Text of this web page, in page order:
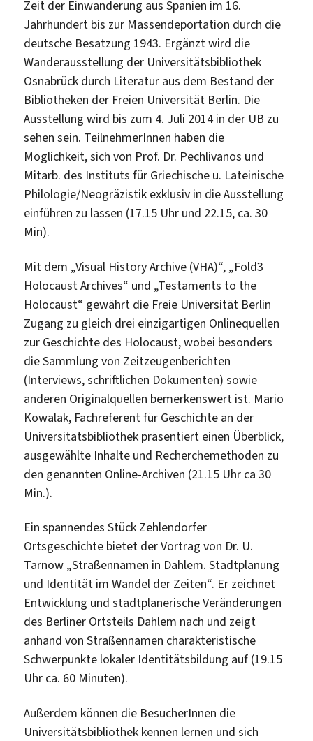
Zeit der Einwanderung aus Spanien im 16.
Jahrhundert bis zur Massendeportation durch die
deutsche Besatzung 1943. Ergänzt wird die
Wanderausstellung der Universitätsbibliothek
Osnabrück durch Literatur aus dem Bestand der
Bibliotheken der Freien Universität Berlin. Die
Ausstellung wird bis zum 4. Juli 2014 in der UB zu
sehen sein. TeilnehmerInnen haben die
Möglichkeit, sich von Prof. Dr. Pechlivanos und
Mitarb. des Instituts für Griechische u. Lateinische
Philologie/Neogräzistik exklusiv in die Ausstellung
einführen zu lassen (17.15 Uhr und 22.15, ca. 30
Min).
Mit dem „Visual History Archive (VHA)“, „Fold3
Holocaust Archives“ und „Testaments to the
Holocaust“ gewährt die Freie Universität Berlin
Zugang zu gleich drei einzigartigen Onlinequellen
zur Geschichte des Holocaust, wobei besonders
die Sammlung von Zeitzeugenberichten
(Interviews, schriftlichen Dokumenten) sowie
anderen Originalquellen bemerkenswert ist. Mario
Kowalak, Fachreferent für Geschichte an der
Universitätsbibliothek präsentiert einen Überblick,
ausgewählte Inhalte und Recherchemethoden zu
den genannten Online-Archiven (21.15 Uhr ca 30
Min.).
Ein spannendes Stück Zehlendorfer
Ortsgeschichte bietet der Vortrag von Dr. U.
Tarnow „Straßennamen in Dahlem. Stadtplanung
und Identität im Wandel der Zeiten“. Er zeichnet
Entwicklung und stadtplanerische Veränderungen
des Berliner Ortsteils Dahlem nach und zeigt
anhand von Straßennamen charakteristische
Schwerpunkte lokaler Identitätsbildung auf (19.15
Uhr ca. 60 Minuten).
Außerdem können die BesucherInnen die
Universitätsbibliothek kennen lernen und sich